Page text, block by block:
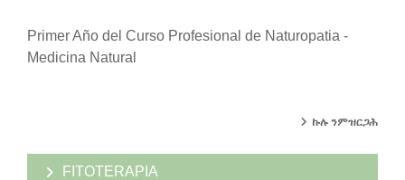
Primer Año del Curso Profesional de Naturopatia -
Medicina Natural
ኩሉ ንምዝርጋሕ
FITOTERAPIA